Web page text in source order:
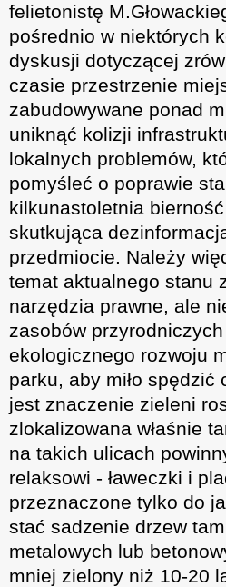
felietonistę
pośrednio w niektórych
dyskusji dotyczącej
czasie przestrzenie
zabudowywane ponad
uniknąć kolizji
lokalnych problemów,
pomyśleć o poprawie
kilkunastoletnia
skutkująca
przedmiocie. Należy
temat aktualnego stanu
narzędzia prawne, ale
zasobów
ekologicznego rozwoju
parku, aby miło
jest znaczenie zieleni
zlokalizowana właśnie
na takich ulicach
relaksowi - ławeczki i
przeznaczone tylko do
stać sadzenie drzew
metalowych lub
mniej zielony niż 10-20